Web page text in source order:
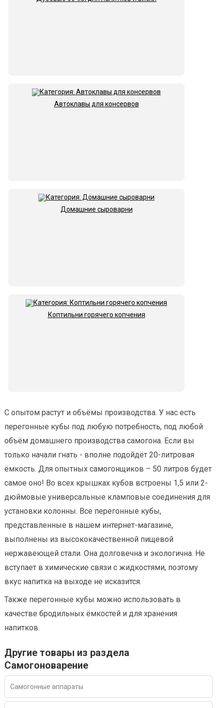
Автоклавы для консервов
Домашние сыроварни
Коптильни горячего копчения
С опытом растут и объёмы производства. У нас есть
перегонные кубы под любую потребность, под любой
объём домашнего производства самогона. Если вы
только начали гнать - вполне подойдёт 20-литровая
ёмкость. Для опытных самогонщиков – 50 литров будет
самое оно! Во всех крышках кубов встроены 1,5 или 2-
дюймовые универсальные кламповые соединения для
установки колонны. Все перегонные кубы,
представленные в нашем интернет-магазине,
выполнены из высококачественной пищевой
нержавеющей стали. Она долговечна и экологична. Не
вступает в химические связи с жидкостями, поэтому
вкус напитка на выходе не исказится.
Также перегонные кубы можно использовать в
качестве бродильных ёмкостей и для хранения
напитков.
Другие товары из раздела
Самогоноварение
Самогонные аппараты